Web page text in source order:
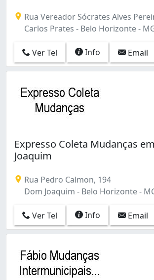
Rua Vereador Sócrates Alves
Carlos Prates - Belo Horizonte -
Ver Tel Info Email
Expresso Coleta Mudanças
Joaquim
Rua Pedro Calmon, 194
Dom Joaquim - Belo Horizonte -
Ver Tel Info Email